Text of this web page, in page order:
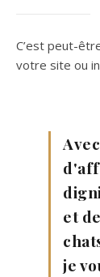
C’est peut-
votre site ou
et
je